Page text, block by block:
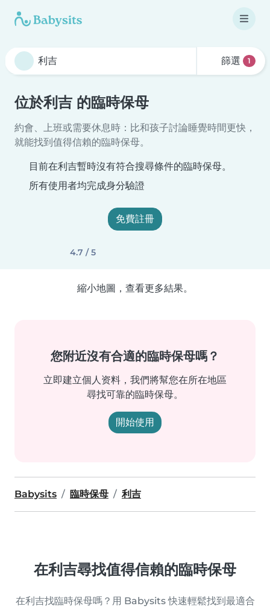
篩選 1
位於利吉 的臨時保母
約會、上班或需要休息時：比和孩子討論睡覺時間更快，
就能找到值得信賴的臨時保母。
目前在利吉暫時沒有符合搜尋條件的臨時保母。
所有使用者均完成身分驗證
免費註冊
4.7 / 5
縮小地圖，查看更多結果。
您附近沒有合適的臨時保母嗎？
立即建立個人资料，我們將幫您在所在地區
尋找可靠的臨時保母。
開始使用
Babysits 臨時保母 利吉
在利吉尋找值得信賴的臨時保母
在利吉找臨時保母嗎？用 Babysits 快速輕鬆找到最適合